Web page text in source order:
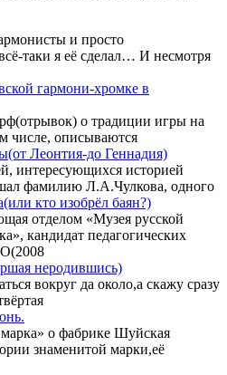
и просто
таки я её сделал… И несмотря
гармони-хромке в
о традиции игры на
числе, описываются
Леонтия-до Геннадия)
интересующихся историей
фамилию Л.А.Чулкова, одного
кто изобрёл баян?)
отделом «Музея русской
кандидат педагогических
неродившись)
вокруг да около,а скажу сразу
о фабрике Шуйская
знаменитой марки,её